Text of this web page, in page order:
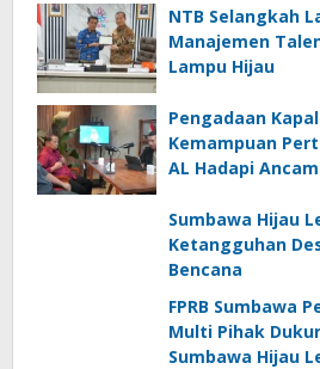
NTB Selangkah
Manajemen
Lampu Hijau
Pengadaan
Kemampuan
AL Hadapi
Sumbawa Hijau
Ketangguhan
Bencana
FPRB Sumbawa
Multi Pihak
Sumbawa Hijau